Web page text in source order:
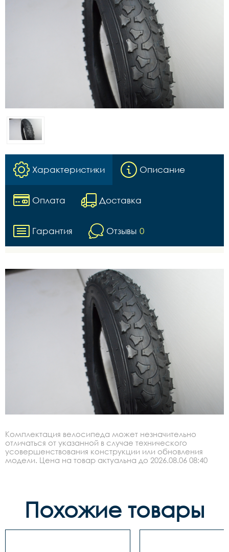
Характеристики Описание
Оплата Доставка
Гарантия Отзывы 0
Комплектация велосипеда может незначительно
отличаться от указанной в случае технического
усовершенствования конструкции или обновления
модели. Цена на товар актуальна до 2026.08.06 08:40
Похожие товары